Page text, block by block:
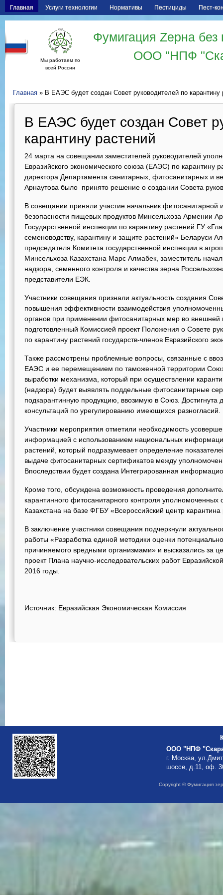
Главная Услуги технологии Нормативы Пестициды Пест-
Мы работаем по
всей России
Фумигация Zерна
ООО "НПФ
Главная » В ЕАЭС будет создан Совет руководителей по карантину
В ЕАЭС будет создан Совет
карантину растений
24 марта на совещании заместителей руководителей
Евразийского экономического союза (ЕАЭС) по карантину
директора Департамента санитарных, фитосанитарных и
Арнаутова было принято решение о создании Совета
В совещании приняли участие начальник фитосанитарной
безопасности пищевых продуктов Минсельхоза Армении
Государственной инспекции по карантину растений ГУ
семеноводству, карантину и защите растений» Беларуси
председателя Комитета государственной инспекции в
Минсельхоза Казахстана Марс Алмабек, заместитель
надзора, семенного контроля и качества зерна
представители ЕЭК.
Участники совещания признали актуальность создания
повышения эффективности взаимодействия
органов при применении фитосанитарных мер во
подготовленный Комиссией проект Положения о Совете
по карантину растений государств-членов Евразийского
Также рассмотрены проблемные вопросы, связанные с
ЕАЭС и ее перемещением по таможенной территории
выработки механизма, который при осуществлении
(надзора) будет выявлять поддельные фитосанитарные
подкарантинную продукцию, ввозимую в Союз. Достигнута
консультаций по урегулированию имеющихся разногласий.
Участники мероприятия отметили необходимость
информацией с использованием национальных
растений, который подразумевает определение
выдаче фитосанитарных сертификатов между
Впоследствии будет создана Интегрированная
Кроме того, обсуждена возможность проведения
карантинного фитосанитарного контроля
Казахстана на базе ФГБУ «Всероссийский центр карантина
В заключение участники совещания подчеркнули
работы «Разработка единой методики оценки
причиняемого вредными организмами» и высказались за
проект Плана научно-исследовательских работ
2016 годы.
Источник: Евразийская Экономическая Комиссия
ООО "НПФ
г. Москва,
шоссе, д.11, оф.
Copyright © Фумигация